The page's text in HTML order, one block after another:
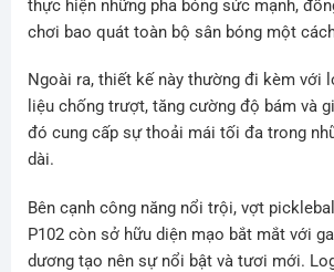
thực hiện những pha bóng sức mạnh,
chơi bao quát toàn bộ sân bóng một
Ngoài ra, thiết kế này thường đi kèm với
liệu chống trượt, tăng cường độ bám và
đó cung cấp sự thoải mái tối đa trong
dài.
Bên cạnh công năng nổi trội, vợt
P102 còn sở hữu diện mạo bắt mắt với
dương tạo nên sự nổi bật và tươi mới.